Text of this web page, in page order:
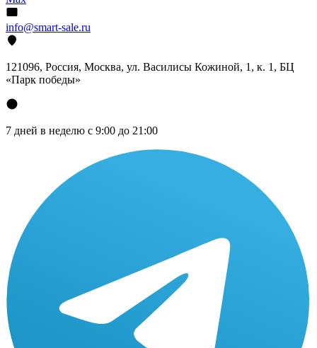
info@smart-sale.ru
121096, Россия, Москва, ул. Василисы Кожиной, 1, к. 1, БЦ
«Парк победы»
7 дней в неделю с 9:00 до 21:00